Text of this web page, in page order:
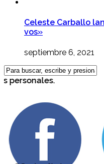
Celeste Carballo
vos»
septiembre 6, 2021